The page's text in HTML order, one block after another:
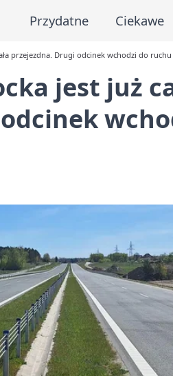
Przydatne Ciekawe
przejezdna. Drugi odcinek wchodzi do ruchu
jest już